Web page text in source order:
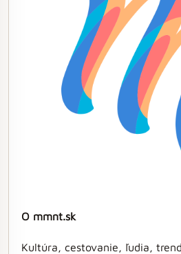
O mmnt.sk
Kultúra, cestovanie, ľudia,